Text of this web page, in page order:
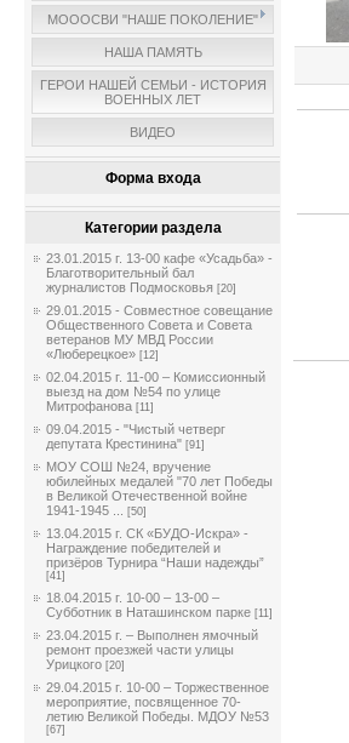
МОООСВИ "НАШЕ ПОКОЛЕНИЕ"
НАША ПАМЯТЬ
ГЕРОИ НАШЕЙ СЕМЬИ - ИСТОРИЯ
ВОЕННЫХ ЛЕТ
ВИДЕО
Форма входа
Категории раздела
23.01.2015 г. 13-00 кафе «Усадьба» -
Благотворительный бал
журналистов Подмосковья [20]
29.01.2015 - Совместное совещание
Общественного Совета и Совета
ветеранов МУ МВД России
«Люберецкое» [12]
02.04.2015 г. 11-00 – Комиссионный
выезд на дом №54 по улице
Митрофанова [11]
09.04.2015 - "Чистый четверг
депутата Крестинина" [91]
МОУ СОШ №24, вручение
юбилейных медалей "70 лет Победы
в Великой Отечественной войне
1941-1945 ...
[50]
13.04.2015 г. СК «БУДО-Искра» -
Награждение победителей и
призёров Турнира “Наши надежды”
[41]
18.04.2015 г. 10-00 – 13-00 –
Субботник в Наташинском парке [11]
23.04.2015 г. – Выполнен ямочный
ремонт проезжей части улицы
Урицкого [20]
29.04.2015 г. 10-00 – Торжественное
мероприятие, посвященное 70-
летию Великой Победы. МДОУ №53
[67]